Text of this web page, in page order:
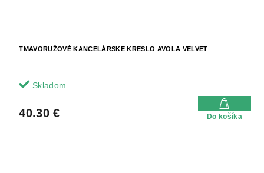
TMAVORUŽOVÉ KANCELÁRSKE KRESLO AVOLA VELVET
Skladom
40.30 € Do košíka